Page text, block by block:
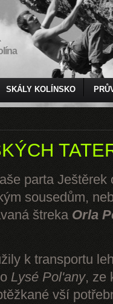
SKÁLY KOLÍNSKO
parta Ještěrek
sousedům,
štreka Orla
k transportu
Lysé Pol'any, ze
vší